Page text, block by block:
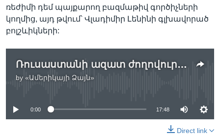
ռեժիմի դեմ պայքարող բազմաթիվ գործիչների
կողմից, այդ թվում՝ Վլադիմիր Լենինի գլխավորած
բոլշևիկների:
Ռուսաստանի ազատ ժողովուրդների ֆորում. ձգտումներ, մարտահրավերներ և ապագայի սցենարներ
by «Ամերիկայի Ձայն»
No media source currently available
0:00 17:48
Direct link